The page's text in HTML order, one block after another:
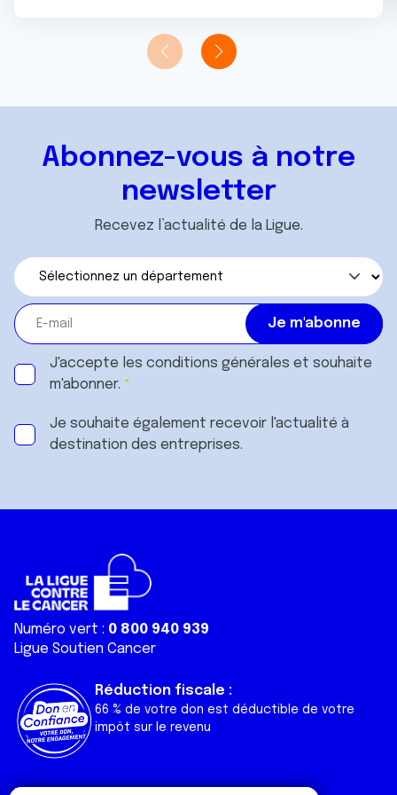
Abonnez-vous à notre
newsletter
Recevez l’actualité de la Ligue.
J'accepte les conditions générales et souhaite
m'abonner.
Je souhaite également recevoir l'actualité à
destination des entreprises.
Numéro vert : 0 800 940 939
Ligue Soutien Cancer
Réduction fiscale :
66 % de votre don est déductible de votre
impôt sur le revenu